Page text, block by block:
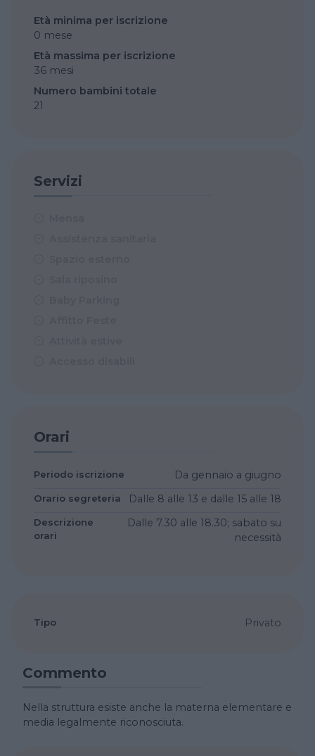
Età minima per iscrizione
0 mese
Età massima per iscrizione
36 mesi
Numero bambini totale
21
Servizi
Orari
Periodo iscrizione Da gennaio a giugno
Orario segreteria Dalle 8 alle 13 e dalle 15 alle 18
Descrizione
orari
Dalle 7.30 alle 18.30; sabato su
necessità
Tipo Privato
Commento
Nella struttura esiste anche la materna elementare e
media legalmente riconosciuta.